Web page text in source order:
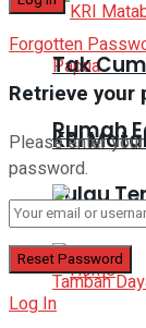
KRI
Pulau
Tak
Rumah
Forgotten
Retrieve your
Please enter
password.
Log In